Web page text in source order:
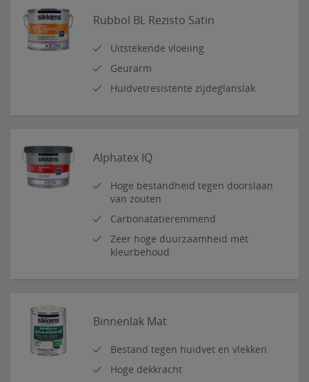
Rubbol BL Rezisto Satin
Uitstekende vloeiing
Geurarm
Huidvetresistente zijdeglanslak
Alphatex IQ
Hoge bestandheid tegen doorslaan
van zouten
Carbonatatieremmend
Zeer hoge duurzaamheid mét
kleurbehoud
Binnenlak Mat
Bestand tegen huidvet en vlekken
Hoge dekkracht